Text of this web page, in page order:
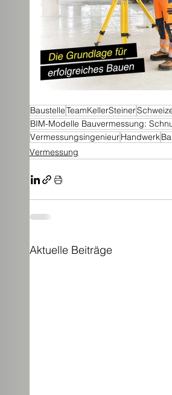
BaustelleTeamKellerSteiner
BIM-Modelle Bauvermessung:
VermessungsingenieurHandwerk
Vermessung
Aktuelle Beiträge